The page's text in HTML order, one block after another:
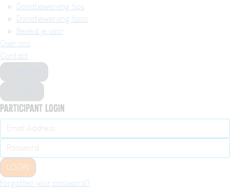
Donatiewerving tips
Donatiewerving tools
Bereid je voor
Over ons
Contact
Participant Login
LOGIN
Forgotten your password?